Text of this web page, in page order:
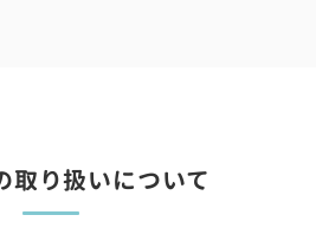
取り扱いについて